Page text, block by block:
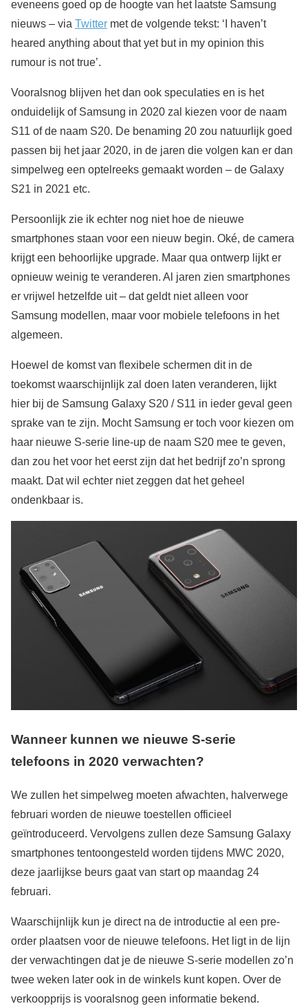
eveneens goed op de hoogte van het laatste Samsung
nieuws – via Twitter met de volgende tekst: ‘I haven’t
heared anything about that yet but in my opinion this
rumour is not true’.
Vooralsnog blijven het dan ook speculaties en is het
onduidelijk of Samsung in 2020 zal kiezen voor de naam
S11 of de naam S20. De benaming 20 zou natuurlijk goed
passen bij het jaar 2020, in de jaren die volgen kan er dan
simpelweg een optelreeks gemaakt worden – de Galaxy
S21 in 2021 etc.
Persoonlijk zie ik echter nog niet hoe de nieuwe
smartphones staan voor een nieuw begin. Oké, de camera
krijgt een behoorlijke upgrade. Maar qua ontwerp lijkt er
opnieuw weinig te veranderen. Al jaren zien smartphones
er vrijwel hetzelfde uit – dat geldt niet alleen voor
Samsung modellen, maar voor mobiele telefoons in het
algemeen.
Hoewel de komst van flexibele schermen dit in de
toekomst waarschijnlijk zal doen laten veranderen, lijkt
hier bij de Samsung Galaxy S20 / S11 in ieder geval geen
sprake van te zijn. Mocht Samsung er toch voor kiezen om
haar nieuwe S-serie line-up de naam S20 mee te geven,
dan zou het voor het eerst zijn dat het bedrijf zo’n sprong
maakt. Dat wil echter niet zeggen dat het geheel
ondenkbaar is.
Wanneer kunnen we nieuwe S-serie
telefoons in 2020 verwachten?
We zullen het simpelweg moeten afwachten, halverwege
februari worden de nieuwe toestellen officieel
geïntroduceerd. Vervolgens zullen deze Samsung Galaxy
smartphones tentoongesteld worden tijdens MWC 2020,
deze jaarlijkse beurs gaat van start op maandag 24
februari.
Waarschijnlijk kun je direct na de introductie al een pre-
order plaatsen voor de nieuwe telefoons. Het ligt in de lijn
der verwachtingen dat je de nieuwe S-serie modellen zo’n
twee weken later ook in de winkels kunt kopen. Over de
verkoopprijs is vooralsnog geen informatie bekend.